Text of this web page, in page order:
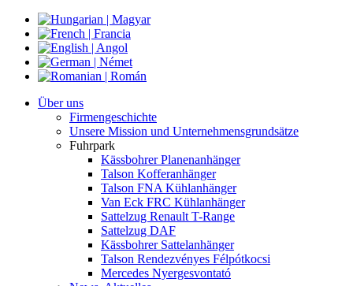
Über uns
Firmengeschichte
Unsere Mission und Unternehmensgrundsätze
Fuhrpark
Kässbohrer Planenanhänger
Talson Kofferanhänger
Talson FNA Kühlanhänger
Van Eck FRC Kühlanhänger
Sattelzug Renault T-Range
Sattelzug DAF
Kässbohrer Sattelanhänger
Talson Rendezvényes Félpótkocsi
Mercedes Nyergesvontató